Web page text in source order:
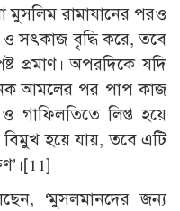
রামাযানের পরও
সৎকাজ বৃদ্ধি করে, তবে
প্রমাণ। অপরদিকে যদি
আমলের পর পাপ কাজ
গাফিলতিতে লিপ্ত হয়ে
হয়ে যায়, তবে এটি
[11]
‘মুসলমানদের জন্য